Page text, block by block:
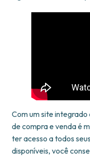
Com um site
de compra e venda é
ter acesso a todos
disponíveis, você